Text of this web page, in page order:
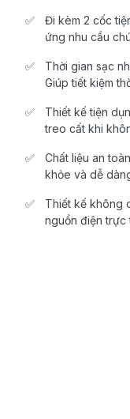
Đi kèm 2 cốc
ứng nhu cầu
Thời gian sạc
Giúp tiết kiệm
Thiết kế tiện
treo cất khi
Chất liệu an
khỏe và dễ
Thiết kế không
nguồn điện